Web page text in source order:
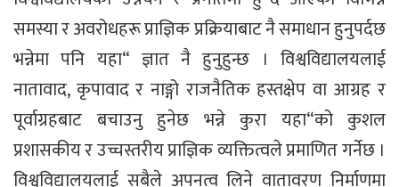
समस्या र अवरोधहरू प्राज्ञिक प्रक्रियाबाट नै समाधान हुनुपर्दछ
भन्नेमा पनि यहा“ ज्ञात नै हुनुहुन्छ । विश्वविद्यालयलाई
नातावाद, कृपावाद र नाङ्गो राजनैतिक हस्तक्षेप वा आग्रह र
पूर्वाग्रहबाट बचाउनु हुनेछ भन्ने कुरा यहा“को कुशल
प्रशासकीय र उच्चस्तरीय प्राज्ञिक व्यक्तित्वले प्रमाणित गर्नेछ ।
विश्वविद्यालयलाई सबैले अपनत्व लिने वातावरण निर्माणमा